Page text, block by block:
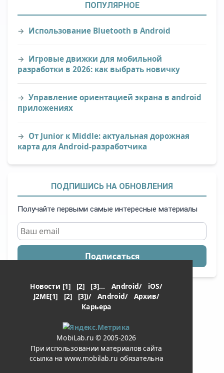
ПОПУЛЯРНОЕ
Использование Bluetooth в Android
Игровые движки для мобильной
разработки в 2026: как выбрать новичку
Управление ориентацией экрана в android
приложениях
От Junior к Middle: актуальная дорожная
карта для Android-разработчика
ПОДПИШИСЬ НА ОБНОВЛЕНИЯ
Получайте первыми самые интересные материалы
Подписаться
Новости [1] [2] [3]... Android/ iOS/
J2ME[1] [2] [3])/ Android/ Архив/
Карьера
MobiLab.ru © 2005-2026
При использовании материалов сайта
ссылка на www.mobilab.ru обязательна